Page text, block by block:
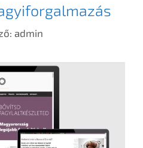
admin